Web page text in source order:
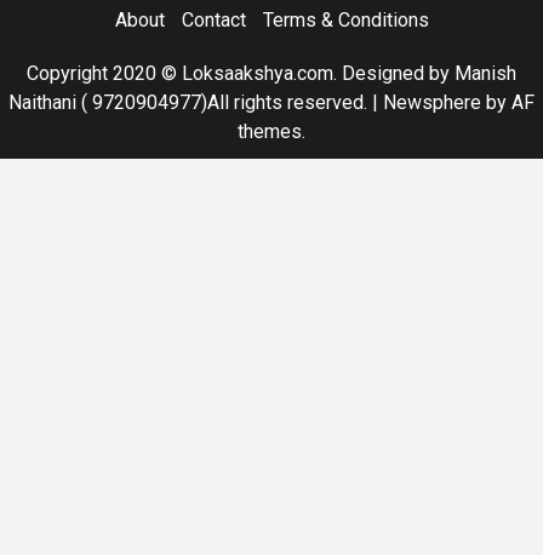
About Contact Terms & Conditions
Copyright 2020 © Loksaakshya.com. Designed by Manish
Naithani ( 9720904977)All rights reserved. | Newsphere by AF
themes.